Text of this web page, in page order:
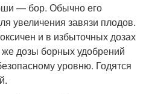
— бор. Обычно его
увеличения завязи плодов.
и в избыточных дозах
дозы борных удобрений
уровню. Годятся